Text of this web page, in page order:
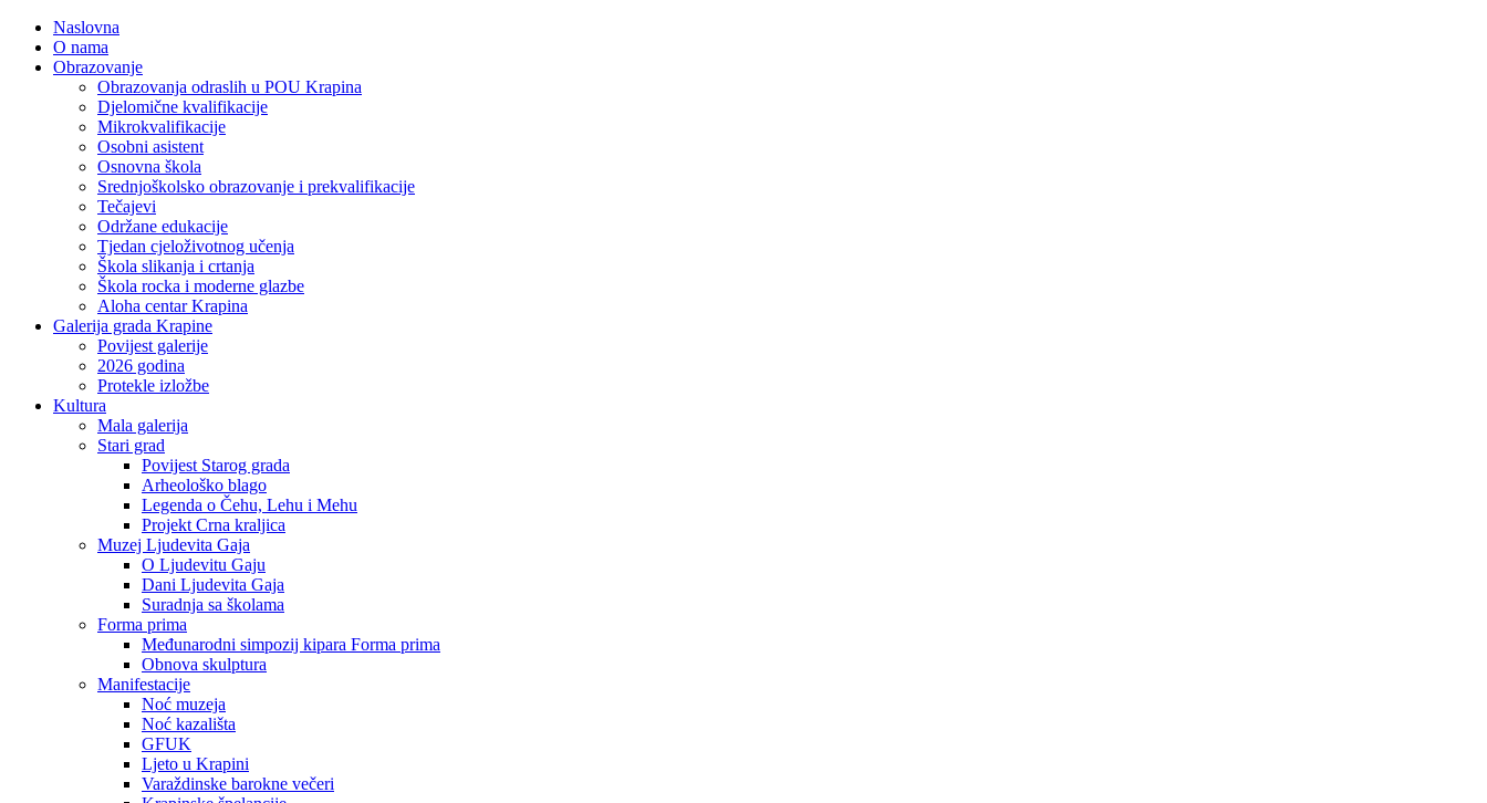
Naslovna
O nama
Obrazovanje
Obrazovanja odraslih u POU Krapina
Djelomične kvalifikacije
Mikrokvalifikacije
Osobni asistent
Osnovna škola
Srednjoškolsko obrazovanje i prekvalifikacije
Tečajevi
Održane edukacije
Tjedan cjeloživotnog učenja
Škola slikanja i crtanja
Škola rocka i moderne glazbe
Aloha centar Krapina
Galerija grada Krapine
Povijest galerije
2026 godina
Protekle izložbe
Kultura
Mala galerija
Stari grad
Povijest Starog grada
Arheološko blago
Legenda o Čehu, Lehu i Mehu
Projekt Crna kraljica
Muzej Ljudevita Gaja
O Ljudevitu Gaju
Dani Ljudevita Gaja
Suradnja sa školama
Forma prima
Međunarodni simpozij kipara Forma prima
Obnova skulptura
Manifestacije
Noć muzeja
Noć kazališta
GFUK
Ljeto u Krapini
Varaždinske barokne večeri